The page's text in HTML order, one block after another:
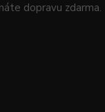
dopravu zdarma.